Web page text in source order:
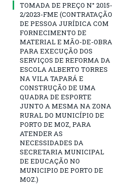
TOMADA DE PREÇO N° 2015-
2/2023-FME (CONTRATAÇÃO
DE PESSOA JURÍDICA COM
FORNECIMENTO DE
MATERIAL E MÃO-DE-OBRA
PARA EXECUÇÃO DOS
SERVIÇOS DE REFORMA DA
ESCOLA ALBERTO TORRES
NA VILA TAPARÁ E
CONSTRUÇÃO DE UMA
QUADRA DE ESPORTE
JUNTO A MESMA NA ZONA
RURAL DO MUNICÍPIO DE
PORTO DE MOZ, PARA
ATENDER AS
NECESSIDADES DA
SECRETARIA MUNICIPAL
DE EDUCAÇÃO NO
MUNICIPIO DE PORTO DE
MOZ.)